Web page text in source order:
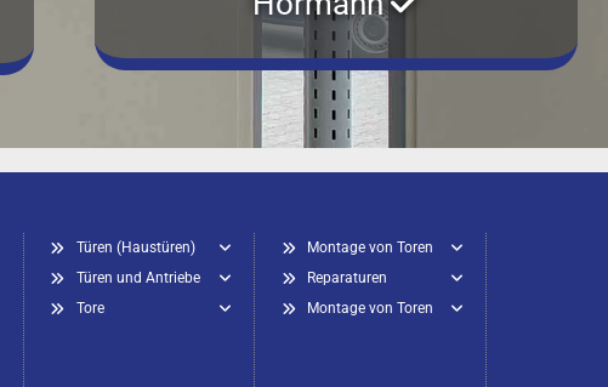
Türen (Haustüren)
Türen und Antriebe
Tore
Montage von Toren
Reparaturen
Montage von Toren